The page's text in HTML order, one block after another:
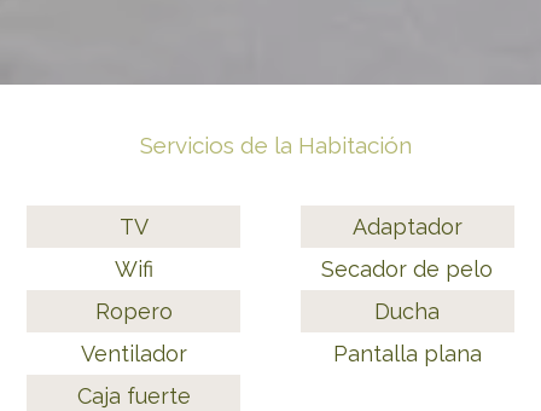
Servicios de la Habitación
TV
Wifi
Ropero
Ventilador
Caja fuerte
Adaptador
Secador de pelo
Ducha
Pantalla plana